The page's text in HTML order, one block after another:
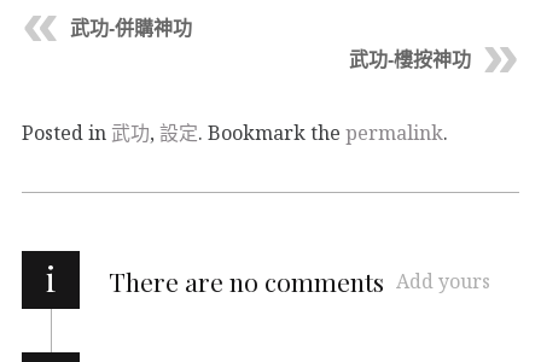
武功-併購神功
武功-樓按神功
Posted in 武功, 設定. Bookmark the permalink.
i There are no comments Add yours